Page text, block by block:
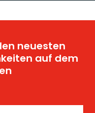
neuesten
auf dem